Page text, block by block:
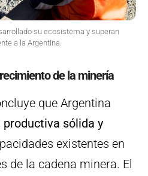
su ecosistema y superan
a la Argentina.
de la minería
que Argentina
productiva sólida y
existentes en
de la cadena minera. El